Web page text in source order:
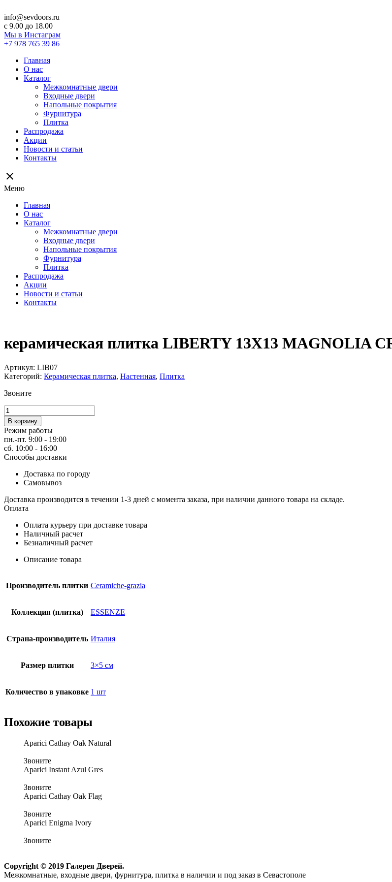
info@sevdoors.ru
c 9.00 до 18.00
Мы в Инстаграм
+7 978 765 39 86
Главная
О нас
Каталог
Межкомнатные двери
Входные двери
Напольные покрытия
Фурнитура
Плитка
Распродажа
Акции
Новости и статьи
Контакты
close
Меню
Главная
О нас
Каталог
Межкомнатные двери
Входные двери
Напольные покрытия
Фурнитура
Плитка
Распродажа
Акции
Новости и статьи
Контакты
керамическая плитка LIBERTY 13X13 MAGNOLIA
Артикул: LIB07
Категорий: Керамическая плитка, Настенная, Плитка
Звоните
Количество
товара
керамическая
плитка
LIBERTY
13X13
MAGNOLIA
CRAQ.
(LIB07)
плитка
В корзину
Режим работы
пн.-пт. 9:00 - 19:00
сб. 10:00 - 16:00
Способы доставки
Доставка по городу
Самовывоз
Доставка производится в течении 1-3 дней с момента заказа, при наличии данного товара на складе.
Оплата
Оплата курьеру при доставке товара
Наличный расчет
Безналичный расчет
Описание товара
Производитель плитки Ceramiche-grazia
Коллекция (плитка) ESSENZE
Страна-производитель Италия
Размер плитки 3×5 см
Количество в упаковке 1 шт
Похожие товары
Aparici Cathay Oak Natural
Звоните
Aparici Instant Azul Gres
Звоните
Aparici Cathay Oak Flag
Звоните
Aparici Enigma Ivory
Звоните
Copyright © 2019 Галерея Дверей.
Межкомнатные, входные двери, фурнитура, плитка в наличии и под заказ в Севастополе